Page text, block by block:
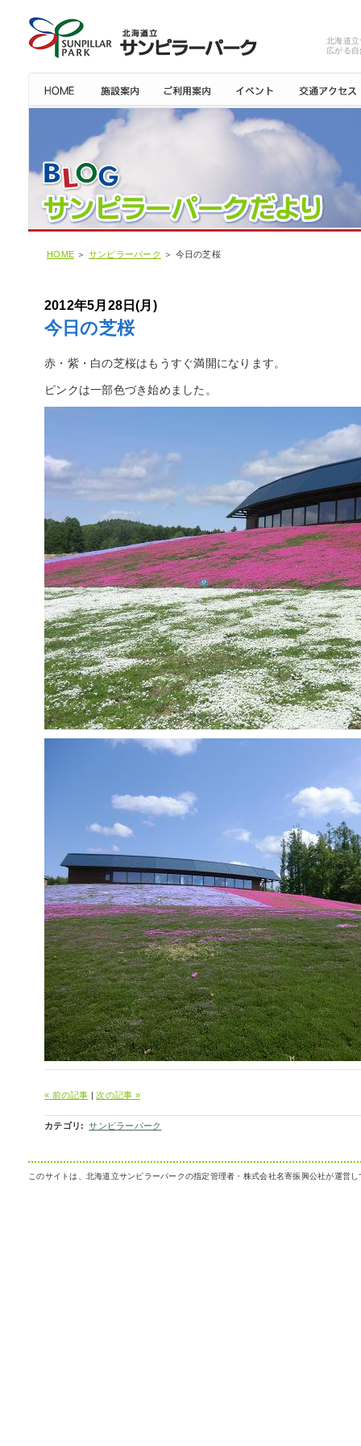
北海道
広がる
HOME ＞ サンピラーパーク ＞ 今日の芝桜
2012年5月28日(月)
今日の芝桜
赤・紫・白の芝桜はもうすぐ満開になります。
ピンクは一部色づき始めました。
« 前の記事 |次の記事 »
カテゴリ : サンピラーパーク
このサイトは、北海道立サンピラーパークの指定管理者・株式会社名寄振興公社が運営